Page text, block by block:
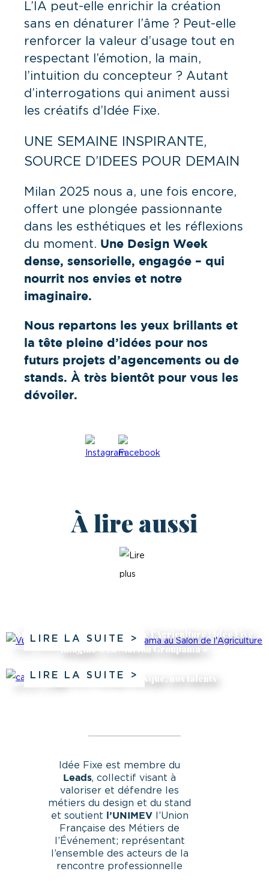
L’IA peut-elle enrichir la création
sans en dénaturer l’âme ? Peut-elle
renforcer la valeur d’usage tout en
respectant l’émotion, la main,
l’intuition du concepteur ? Autant
d’interrogations qui animent aussi
les créatifs d’Idée Fixe.
UNE SEMAINE INSPIRANTE,
SOURCE D’IDEES POUR DEMAIN
Milan 2025 nous a, une fois encore,
offert une plongée passionnante
dans les esthétiques et les réflexions
du moment. Une Design Week
dense, sensorielle, engagée – qui
nourrit nos envies et notre
imaginaire.
Nous repartons les yeux brillants et
la tête pleine d’idées pour nos
futurs projets d’agencements ou de
stands. À très bientôt pour vous les
dévoiler.
À lire aussi
mars 2026
Stand sur-mesure au Salon de l’Agriculture : Idée Fixe
imagine « La Maison Groupama »
LIRE LA SUITE
janvier 2026Derrière chaque masque, nos talents
LIRE LA SUITE
Idée Fixe est membre du
Leads, collectif visant à
valoriser et défendre les
métiers du design et du stand
et soutient
l’UNIMEVl’Union
Française des Métiers de
l’Événement; représentant
l’ensemble des acteurs de la
rencontre professionnelle